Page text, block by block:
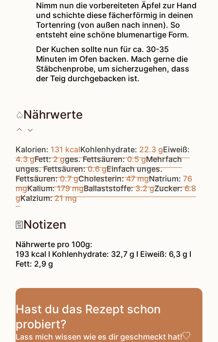
Nimm nun die vorbereiteten Äpfel zur Hand
und schichte diese fächerförmig in deinen
Tortenring (von außen nach innen). So
entsteht eine schöne blumenartige Form.
Der Kuchen sollte nun für ca. 30-35
Minuten im Ofen backen. Mach gerne die
Stäbchenprobe, um sicherzugehen, dass
der Teig durchgebacken ist.
Nährwerte
Kalorien: 131 kcalKohlenhydrate: 22.3 gEiweiß:
4.3 gFett:2 gges. Fettsäuren:0.5 gMehrfach
unges. Fettsäuren:0.6 gEinfach unges.
Fettsäuren:0.7 gCholesterin:47 mgNatrium:76
mgKalium:179 mgBallaststoffe:3.2 gZucker:6.8
gKalzium:21 mg
Notizen
Nährwerte pro 100g:
193 kcal I Kohlenhydrate: 32,7 g I Eiweiß: 6,3 g I
Fett: 2,9 g
Hast du das Rezept schon
probiert?
Lass mich wissen wie es dir geschmeckt hat!